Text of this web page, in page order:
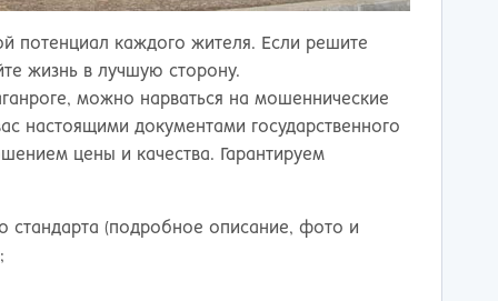
потенциал каждого жителя. Если решите
жизнь в лучшую сторону.
можно нарваться на мошеннические
настоящими документами государственного
цены и качества. Гарантируем
стандарта (подробное описание, фото и